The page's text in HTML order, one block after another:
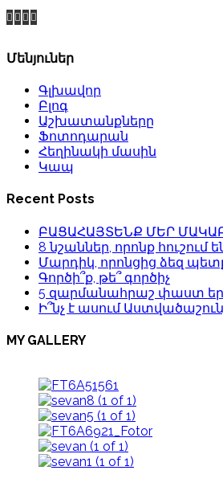
Մենյուներ
Գլխավոր
Բլոգ
Աշխատանքները
Ֆոտոդարան
Հեղինակի մասին
Կապ
Recent Posts
ԲԱՑԱՀԱՅՏԵՆՔ ՄԵՐ
8 նշաններ, որոնք
Մարդիկ, որոնցից ձեզ
Գործի՞ք, թե՞ գործիչ
5 զարմանահրաշ փաստ
Ի՞նչ է ասում
MY GALLERY